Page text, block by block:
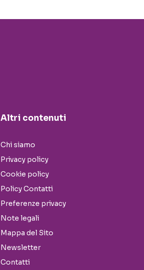
Altri contenuti
Chi siamo
Privacy policy
Cookie policy
Policy Contatti
Preferenze privacy
Note legali
Mappa del Sito
Newsletter
Contatti